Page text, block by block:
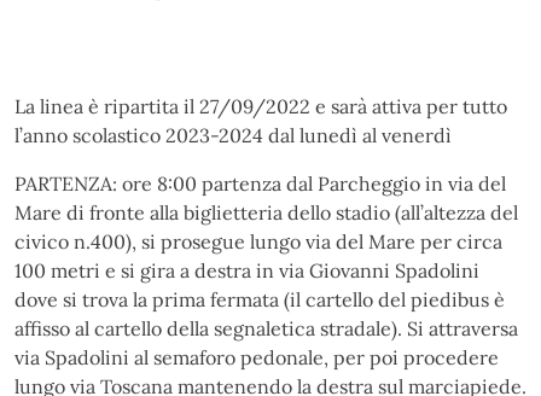
La linea è ripartita il 27/09/2022 e sarà attiva per tutto
l’anno scolastico 2023-2024 dal lunedì al venerdì
PARTENZA: ore 8:00 partenza dal Parcheggio in via del
Mare di fronte alla biglietteria dello stadio (all’altezza del
civico n.400), si prosegue lungo via del Mare per circa
100 metri e si gira a destra in via Giovanni Spadolini
dove si trova la prima fermata (il cartello del piedibus è
affisso al cartello della segnaletica stradale). Si attraversa
via Spadolini al semaforo pedonale, per poi procedere
lungo via Toscana mantenendo la destra sul marciapiede.